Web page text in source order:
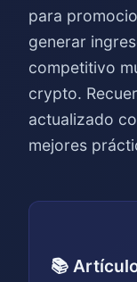
para
generar
competitivo
crypto.
actualizado
mejores
📚